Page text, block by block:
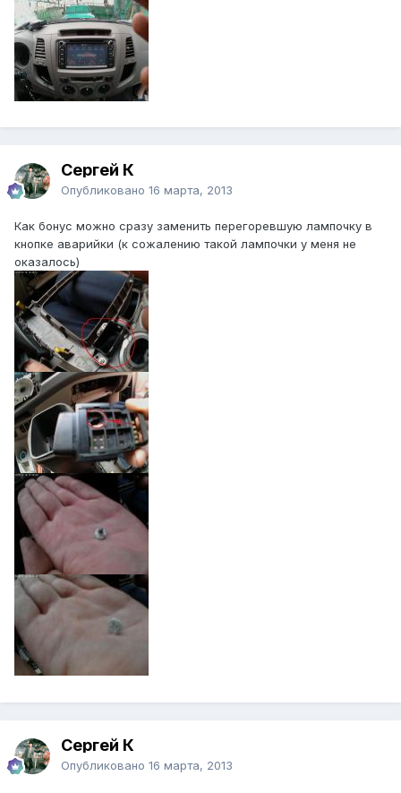
Сергей К
Опубликовано 16 марта, 2013
Как бонус можно сразу заменить перегоревшую лампочку в
кнопке аварийки (к сожалению такой лампочки у меня не
оказалось)
Сергей К
Опубликовано 16 марта, 2013